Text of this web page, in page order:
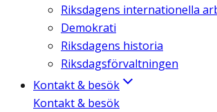
Riksdagens internationella
Demokrati
Riksdagens historia
Riksdagsförvaltningen
Kontakt & besök
Kontakt & besök